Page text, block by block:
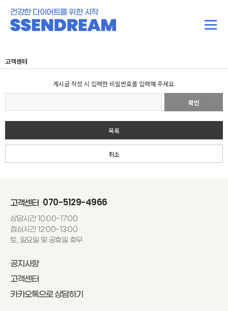
건강한 다이어트를 위한 시작
고객센터
게시글 작성 시 입력한 비밀번호를 입력해 주세요.
확인
목록
취소
고객센터 070-5129-4966
상담시간 10:00~17:00
점심시간 12:00~13:00
토, 일요일 및 공휴일 휴무
공지사항
고객센터
카카오톡으로 상담하기